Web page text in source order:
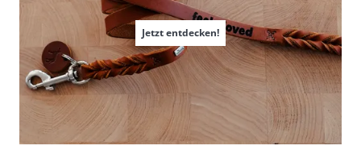
Jetzt entdecken!